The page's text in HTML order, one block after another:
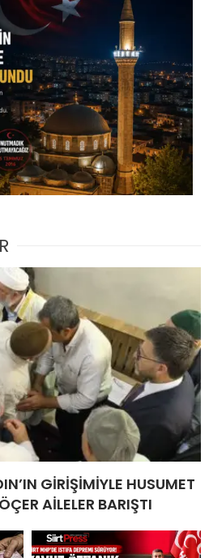
GİRİŞİMİYLE HUSUMET
AİLELER BARIŞTI